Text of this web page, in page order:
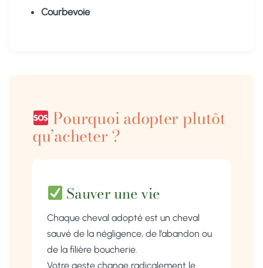
Courbevoie
Pourquoi adopter plutôt
qu’acheter ?
Sauver une vie
Chaque cheval adopté est un cheval
sauvé de la négligence, de l’abandon ou
de la filière boucherie.
Votre geste change radicalement le